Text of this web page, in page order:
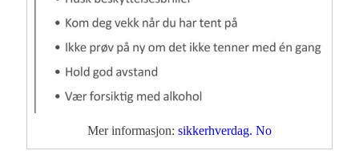
Mer informasjon: sikkerhverdag. No